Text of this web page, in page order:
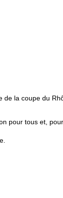
la coupe du
pour tous et,